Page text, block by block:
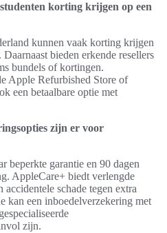
korting krijgen op een
kunnen vaak korting krijgen
bieden erkende resellers
bundels of kortingen.
Apple Refurbished Store of
een betaalbare optie met
zijn er voor
beperkte garantie en 90 dagen
AppleCare+ biedt verlengde
schade tegen extra
kan een inboedelverzekering met
zijn.